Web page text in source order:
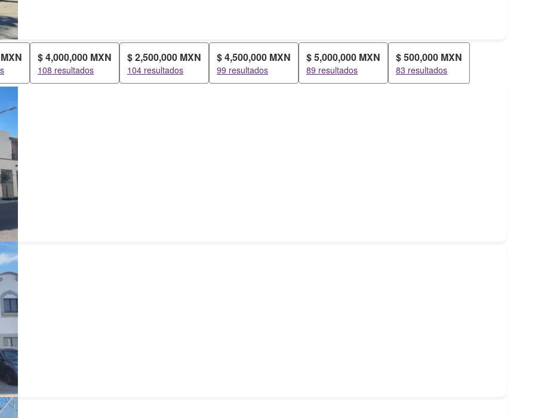
$ 4,000,000 MXN
108 resultados
$ 2,500,000 MXN
104 resultados
$ 4,500,000 MXN
99 resultados
$ 5,000,000 MXN
89 resultados
$ 500,000 MXN
83 resultados